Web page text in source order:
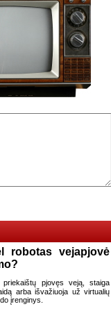
robotas vejapjovė
pjovęs veją, staiga
arba išvažiuoja už virtualių
įrenginys.